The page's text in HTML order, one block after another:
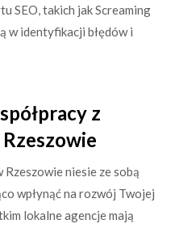
SEO, takich jak Screaming
w identyfikacji błędów i
z
Rzeszowie niesie ze sobą
wpłynąć na rozwój Twojej
lokalne agencje mają